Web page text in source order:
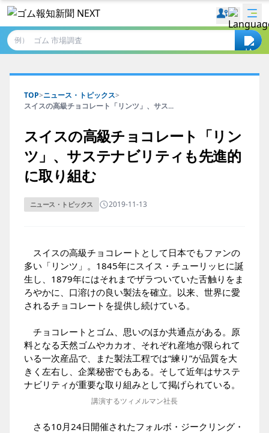
例）
TOP>ニュース・トピックス>
スイスの高級チョコレート「リンツ」、サス...
スイスの高級チョコレート「リン
ツ」、サステナビリティも先進的
に取り組む
ニュース・トピックス 2019-11-13
スイスの高級チョコレートとして日本でもファンの
多い「リンツ」。1845年にスイス・チューリッヒに誕
生し、1879年にはそれまでザラついていた舌触りをま
ろやかに、口溶けの良い製法を確立。以来、世界に愛
されるチョコレートを提供し続けている。
チョコレートとゴム、思いのほか共通点がある。原
料となる天然ゴムやカカオ、それぞれ産地が限られて
いる一次産品で、また製法工程では“練り”が品質を大
きく左右し、企業秘密でもある。そして近年はサステ
ナビリティが重要な取り組みとして掲げられている。
講演するツィメルマン社長
さる10月24日開催されたフォルボ・ジークリング・